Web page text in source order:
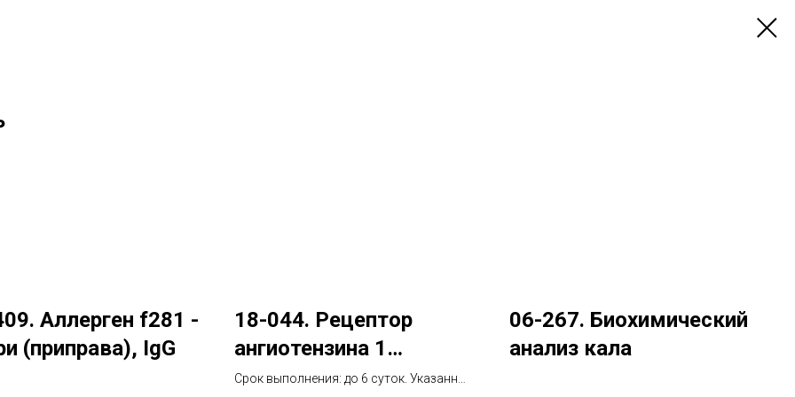
Аллерген f281 -
(приправа), IgG
18-044. Рецептор
ангиотензина 1
(AGTR1). Выявление
Срок выполнения: до 6 суток. Указанный
06-267. Биохимический
анализ кала